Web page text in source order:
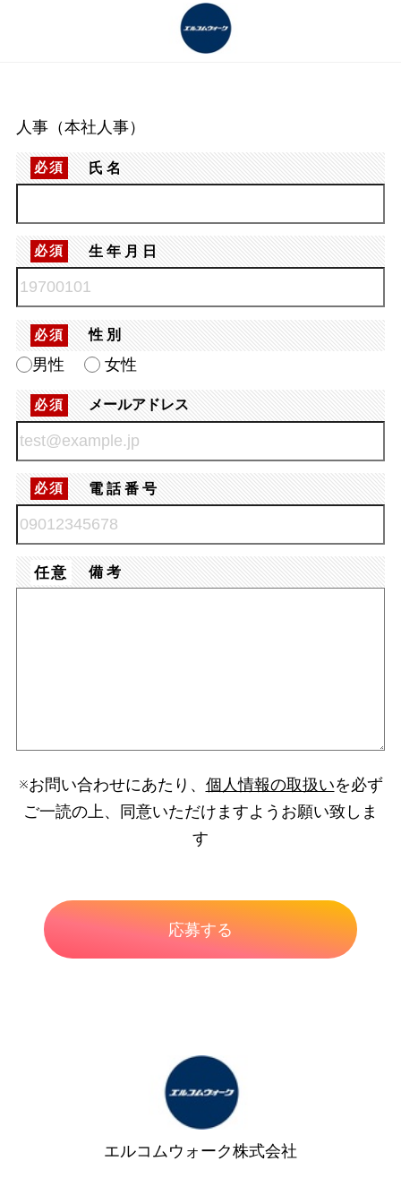
人事（本社人事）
必須 氏名
必須 生年月日
必須 性別
男性 女性
必須 メールアドレス
必須 電話番号
任意 備考
※お問い合わせにあたり、 個人情報の取扱いを必ず
ご一読の上、同意いただけますようお願い致しま
す
エルコムウォーク株式会社